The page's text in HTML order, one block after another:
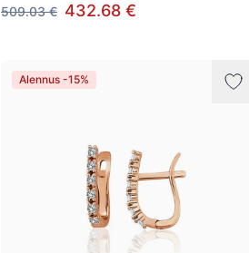
509.03 € 432.68 €
Alennus -15%